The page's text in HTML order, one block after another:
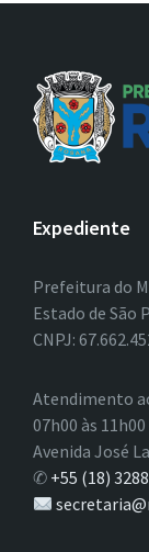
Expediente
Prefeitura do
Estado de São
CNPJ:
Atendimento
07h00 às
Avenida José
✆ +55 (18)